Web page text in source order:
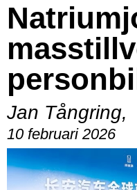
Jan Tångring,
10 februari 2026